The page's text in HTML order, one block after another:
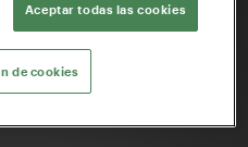
Aceptar todas las cookies
de cookies